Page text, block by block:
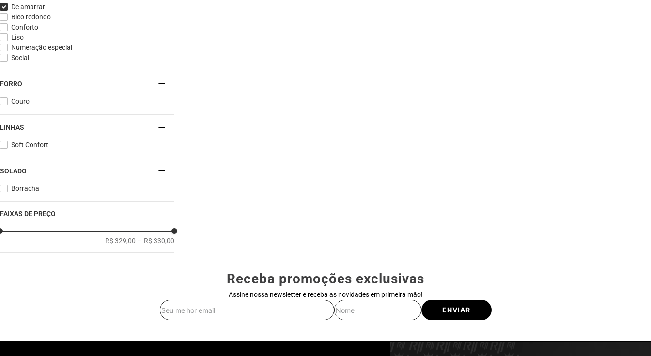
De amarrar
Bico redondo
Conforto
Liso
Numeração especial
Social
FORRO
Couro
LINHAS
Soft Confort
SOLADO
Borracha
FAIXAS DE PREÇO
R$ 329,00 – R$ 330,00
Receba promoções exclusivas
Assine nossa newsletter e receba as novidades em primeira mão!
ENVIAR